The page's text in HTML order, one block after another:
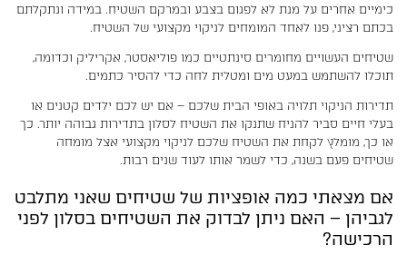
כימיים אחרים על מנת לא לפגום בצבע ובמרקם השטיח. במידה ונתקלתם
בכתם רציני, פנו לאחד המומחים לניקוי מקצועי של השטיח.
שטיחים העשויים מחומרים סינתטיים כמו פוליאסטר, אקריליק וכדומה,
תוכלו להשתמש במעט מים ומטלית לחה כדי להסיר כתמים.
תדירות הניקוי תלויה באופי הבית שלכם – אם יש לכם ילדים קטנים או
בעלי חיים סביר להניח שתנקו את השטיח לסלון בתדירות גבוהה יותר. כך
או כך, מומלץ לקחת את השטיח שלכם לניקוי מקצועי אצל מומחה
שטיחים פעם בשנה, כדי לשמר אותו לעוד שנים רבות.
אם מצאתי כמה אופציות של שטיחים שאני מתלבט
לגביהן – האם ניתן לבדוק את השטיחים בסלון לפני
הרכישה?